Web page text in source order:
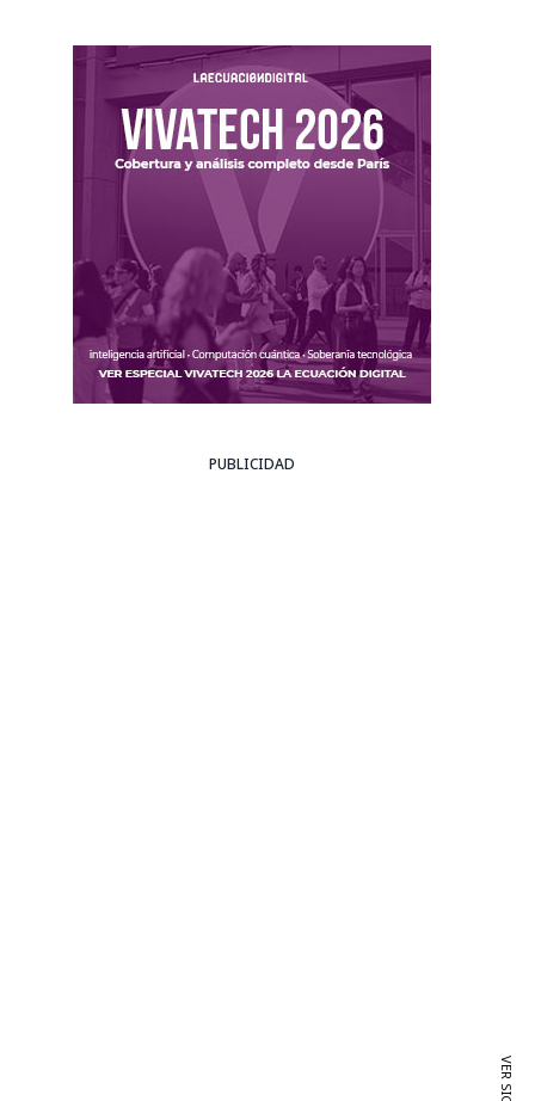
PUBLICIDAD